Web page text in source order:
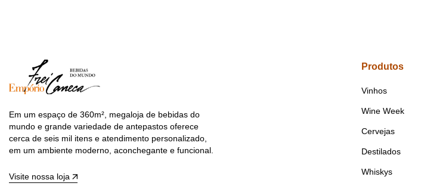
Em um espaço de 360m², megaloja de bebidas do
mundo e grande variedade de antepastos oferece
cerca de seis mil itens e atendimento personalizado,
em um ambiente moderno, aconchegante e funcional.
Visite nossa loja
Produtos
Vinhos
Wine Week
Cervejas
Destilados
Whiskys